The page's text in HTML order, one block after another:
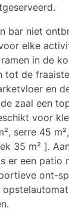
bar niet
elke
in de
tot de
en
zaal een
voor
serre 45
35 m² ].
er een patio
ont-